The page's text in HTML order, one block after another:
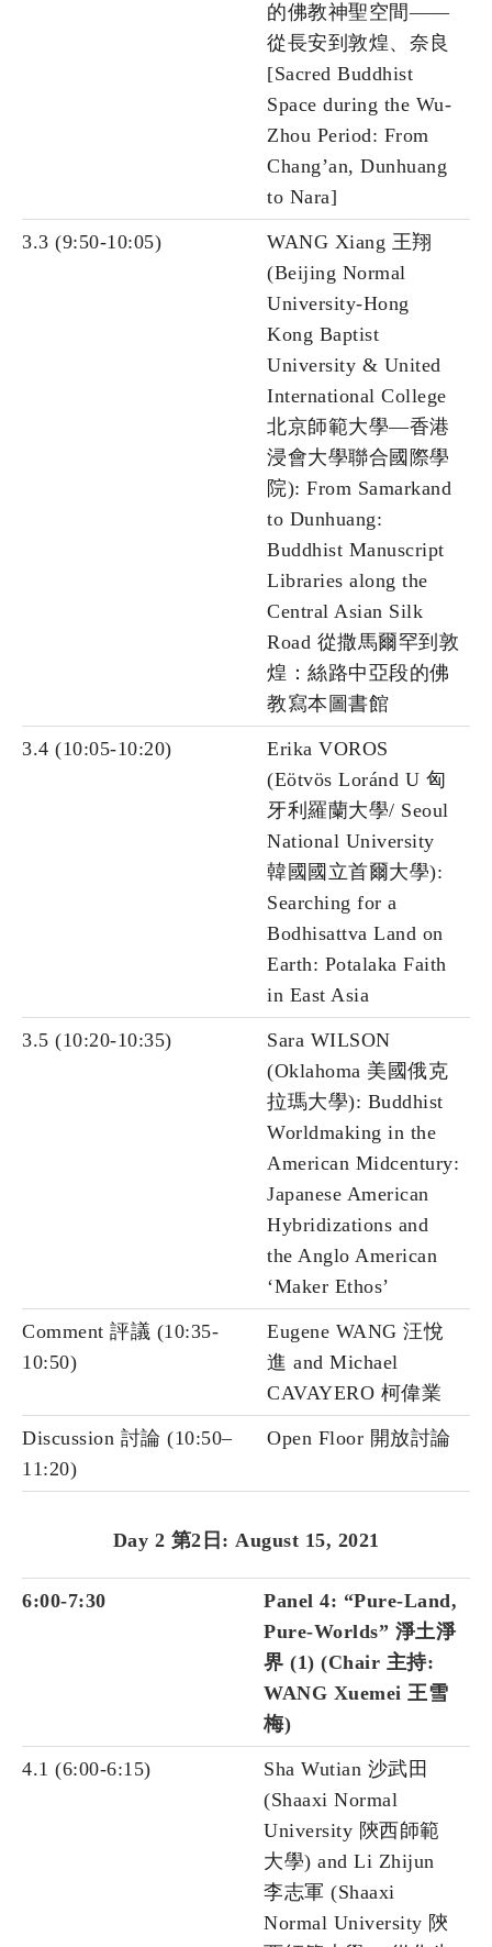
的佛教神聖空間——
從長安到敦煌、奈良
[Sacred Buddhist
Space during the Wu-
Zhou Period: From
Chang’an, Dunhuang
to Nara]
3.3 (9:50-10:05)
WANG Xiang 王翔
(Beijing Normal
University-Hong
Kong Baptist
University & United
International College
北京師範大學—香港
浸會大學聯合國際學
院): From Samarkand
to Dunhuang:
Buddhist Manuscript
Libraries along the
Central Asian Silk
Road 從撒馬爾罕到敦
煌：絲路中亞段的佛
教寫本圖書館
3.4 (10:05-10:20)
Erika VOROS
(Eötvös Loránd U 匈
牙利羅蘭大學/ Seoul
National University
韓國國立首爾大學):
Searching for a
Bodhisattva Land on
Earth: Potalaka Faith
in East Asia
3.5 (10:20-10:35)
Sara WILSON
(Oklahoma 美國俄克
拉瑪大學): Buddhist
Worldmaking in the
American Midcentury:
Japanese American
Hybridizations and
the Anglo American
‘Maker Ethos’
Comment 評議 (10:35-
10:50)
Eugene WANG 汪悅
進 and Michael
CAVAYERO 柯偉業
Discussion 討論 (10:50–
11:20)
Open Floor 開放討論
Day 2 第2日: August 15, 2021
6:00-7:30
Panel 4: “Pure-Land,
Pure-Worlds” 淨土淨
界 (1) (Chair 主持:
WANG Xuemei 王雪
梅)
4.1 (6:00-6:15)
Sha Wutian 沙武田
(Shaaxi Normal
University 陝西師範
大學) and Li Zhijun
李志軍 (Shaaxi
Normal University 陝